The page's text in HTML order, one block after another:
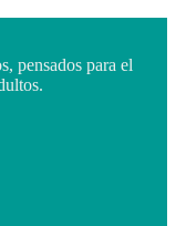
pensados para el